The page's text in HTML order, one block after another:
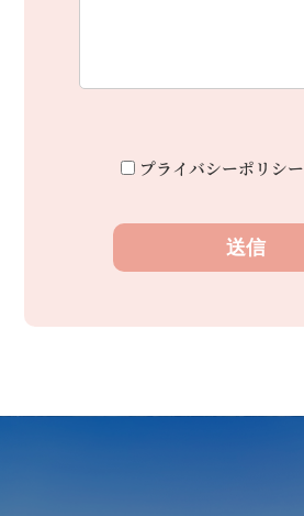
プライバシーポリシ